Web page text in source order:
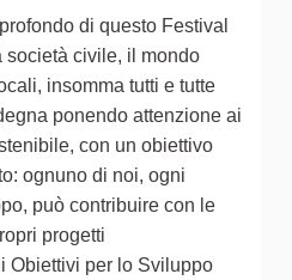
di questo Festival
società civile, il mondo
insomma tutti e tutte
ponendo attenzione ai
con un obiettivo
ognuno di noi, ogni
può contribuire con le
progetti
Obiettivi per lo Sviluppo